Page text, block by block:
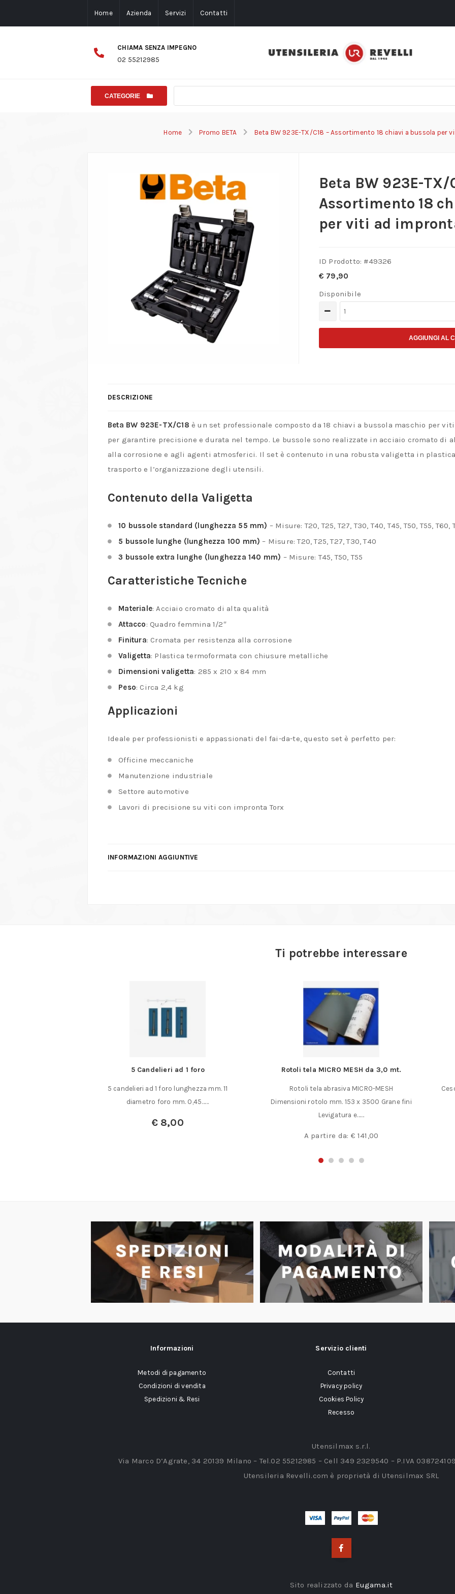
Home Azienda Servizi Contatti
CHIAMA SENZA IMPEGNO
02 55212985
CATEGORIE
Home Promo BETA Beta BW 923E-TX/C18 – Assortimento 18 chiavi a bussola per
Beta BW 923E-TX/
Assortimento 18
per viti ad
ID Prodotto: #49326
€ 79,90
Disponibile
Beta
a
bussola
per
quantità
AGGIUNGI AL
DESCRIZIONE
Beta BW 923E-TX/C18 è un set professionale composto da 18 chiavi a bussola maschio per
per garantire precisione e durata nel tempo. Le bussole sono realizzate in acciaio cromato di
alla corrosione e agli agenti atmosferici. Il set è contenuto in una robusta valigetta in
trasporto e l’organizzazione degli utensili.
Contenuto della Valigetta
10 bussole standard (lunghezza 55 mm) – Misure:T20, T25, T27, T30, T40, T45, T50, T55, T60,
5 bussole lunghe (lunghezza 100 mm) – Misure:T20, T25, T27, T30, T40
3 bussole extra lunghe (lunghezza 140 mm) – Misure:T45, T50, T55
Caratteristiche Tecniche
Materiale: Acciaio cromato di alta qualità
Attacco: Quadro femmina 1/2″
Finitura: Cromata per resistenza alla corrosione
Valigetta: Plastica termoformata con chiusure metalliche
Dimensioni valigetta: 285 x 210 x 84 mm
Peso: Circa 2,4 kg​
Applicazioni
Ideale per professionisti e appassionati del fai-da-te, questo set è perfetto per:
Officine meccaniche
Manutenzione industriale
Settore automotive
Lavori di precisione su viti con impronta Torx
INFORMAZIONI AGGIUNTIVE
Ti potrebbe interessare
Rotoli tela MICRO MESH da 3,0 mt.
Rotoli tela abrasiva MICRO-MESH
Dimensioni rotolo mm. 153 x 3500 Grane fini
Cesoia multiuso
Cesoia Multiuso per tagli universali Adatte per
il taglio diritto ed inclinato……
Informazioni
Metodi di pagamento
Condizioni di vendita
Spedizioni & Resi
Servizio clienti
Contatti
Privacy policy
Cookies Policy
Recesso
Utensilmax s.r.l.
Via Marco D’Agrate, 34 20139 Milano – Tel.02 55212985 – Cell 349 2329540 – P.IVA
Utensileria Revelli.com è proprietà di Utensilmax SRL
Sito realizzato da Eugama.it